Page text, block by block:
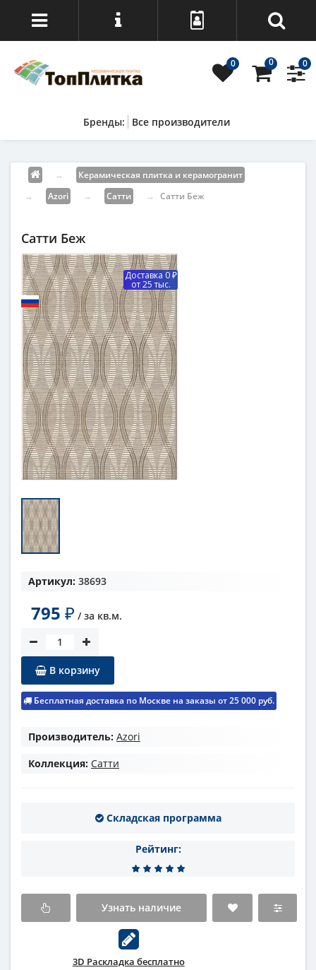
0 0
0
Все производители
→
Керамическая плитка и керамогранит
→
Azori → Сатти → Сатти Беж
Сатти Беж
Доставка 0 ₽
от 25 тыс.
Артикул: 38693
795 ₽ / за кв.м.
В корзину
Бесплатная доставка по Москве на заказы от 25 000 руб.
Производитель: Azori
Коллекция: Сатти
Складская программа
Рейтинг:
Узнать наличие
3D Раскладка бесплатно